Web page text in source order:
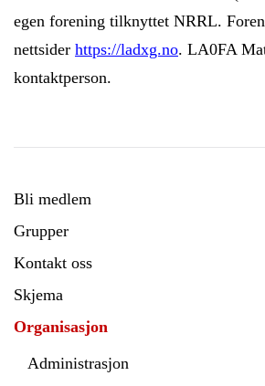
egen forening tilknyttet NRRL.
nettsider https://ladxg.no. LA0FA
kontaktperson.
Bli medlem
Grupper
Kontakt oss
Skjema
Organisasjon
Administrasjon